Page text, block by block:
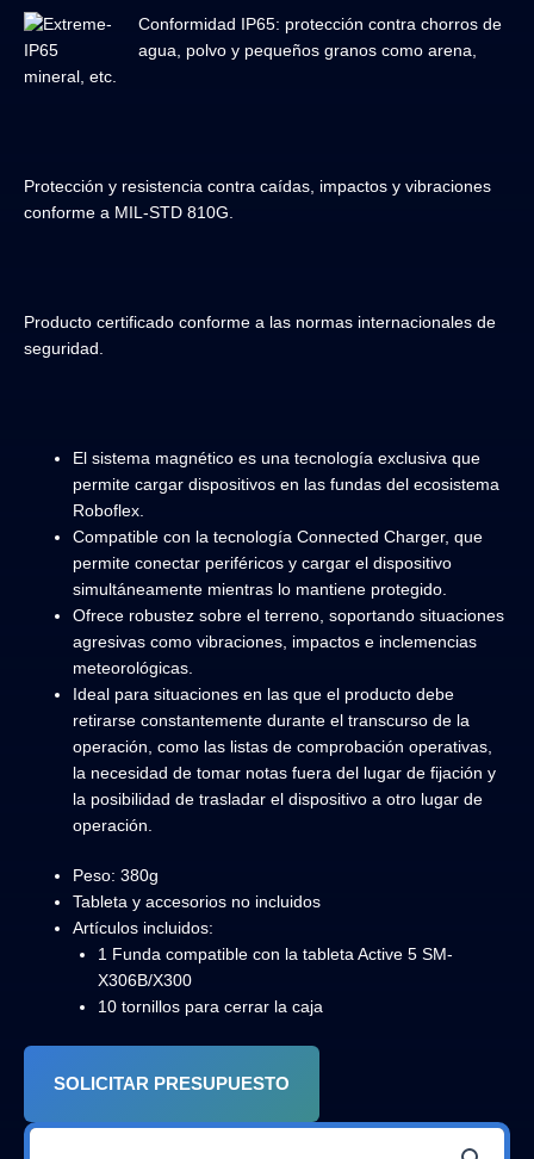
Conformidad IP65: protección contra chorros de
agua, polvo y pequeños granos como arena,
mineral, etc.
Protección y resistencia contra caídas, impactos y vibraciones
conforme a MIL-STD 810G.
Producto certificado conforme a las normas internacionales de
seguridad.
El sistema magnético es una tecnología exclusiva que
permite cargar dispositivos en las fundas del ecosistema
Roboflex.
Compatible con la tecnología Connected Charger, que
permite conectar periféricos y cargar el dispositivo
simultáneamente mientras lo mantiene protegido.
Ofrece robustez sobre el terreno, soportando situaciones
agresivas como vibraciones, impactos e inclemencias
meteorológicas.
Ideal para situaciones en las que el producto debe
retirarse constantemente durante el transcurso de la
operación, como las listas de comprobación operativas,
la necesidad de tomar notas fuera del lugar de fijación y
la posibilidad de trasladar el dispositivo a otro lugar de
operación.
Peso: 380g
Tableta y accesorios no incluidos
Artículos incluidos:
1 Funda compatible con la tableta Active 5 SM-
X306B/X300
10 tornillos para cerrar la caja
SOLICITAR PRESUPUESTO